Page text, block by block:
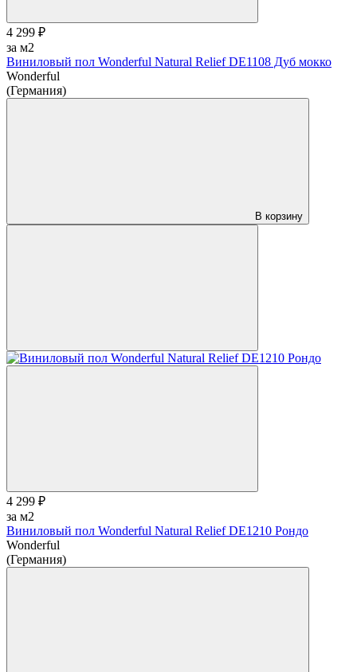
4 299 ₽
за м2
Виниловый пол Wonderful Natural Relief DE1108 Дуб мокко
Wonderful
(Германия)
В корзину
4 299 ₽
за м2
Виниловый пол Wonderful Natural Relief DE1210 Рондо
Wonderful
(Германия)